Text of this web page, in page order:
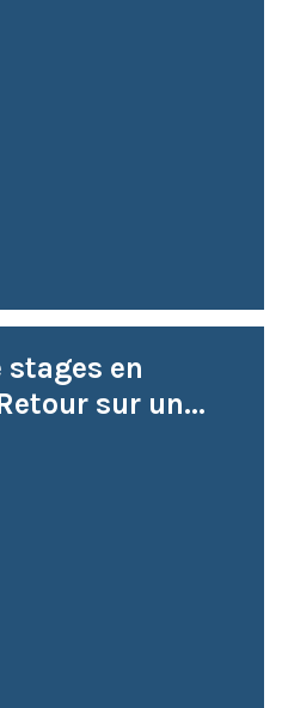
stages en
sur un...